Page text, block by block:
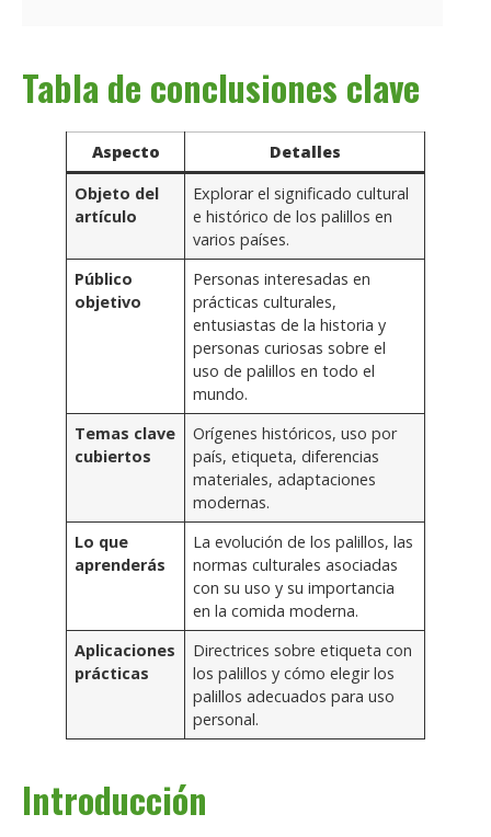
Tabla de conclusiones clave
Aspecto
Detalles
Objeto del
artículo
Explorar el significado cultural
e histórico de los palillos en
varios países.
Público
objetivo
Personas interesadas en
prácticas culturales,
entusiastas de la historia y
personas curiosas sobre el
uso de palillos en todo el
mundo.
Temas clave
cubiertos
Orígenes históricos, uso por
país, etiqueta, diferencias
materiales, adaptaciones
modernas.
Lo que
aprenderás
La evolución de los palillos, las
normas culturales asociadas
con su uso y su importancia
en la comida moderna.
Aplicaciones
prácticas
Directrices sobre etiqueta con
los palillos y cómo elegir los
palillos adecuados para uso
personal.
Introducción